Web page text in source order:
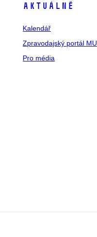
Aktuálně
Kalendář
Zpravodajský portál MU
Pro média